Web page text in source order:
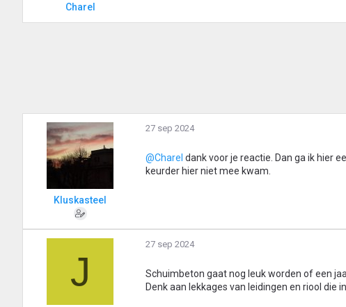
Charel
Kluskasteel
27 sep 2024
@Charel dank voor je reactie. Dan ga ik hier
keurder hier niet mee kwam.
J
27 sep 2024
Schuimbeton gaat nog leuk worden of een
Denk aan lekkages van leidingen en riool die